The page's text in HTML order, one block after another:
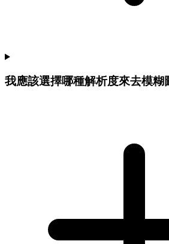
我應該選擇哪種解析度來去模糊